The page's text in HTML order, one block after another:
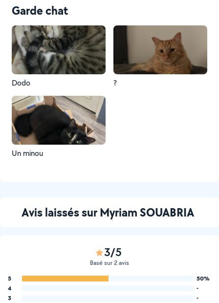
Garde chat
Dodo ?
Un minou
Avis laissés sur Myriam SOUABRIA
3/5
Basé sur 2 avis
5
50%
4
-
3
-